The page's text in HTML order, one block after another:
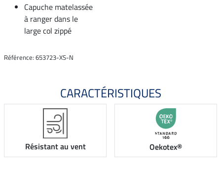
Capuche matelassée
à ranger dans le
large col zippé
Référence: 653723-XS-N
CARACTÉRISTIQUES
Résistant au vent Oekotex®